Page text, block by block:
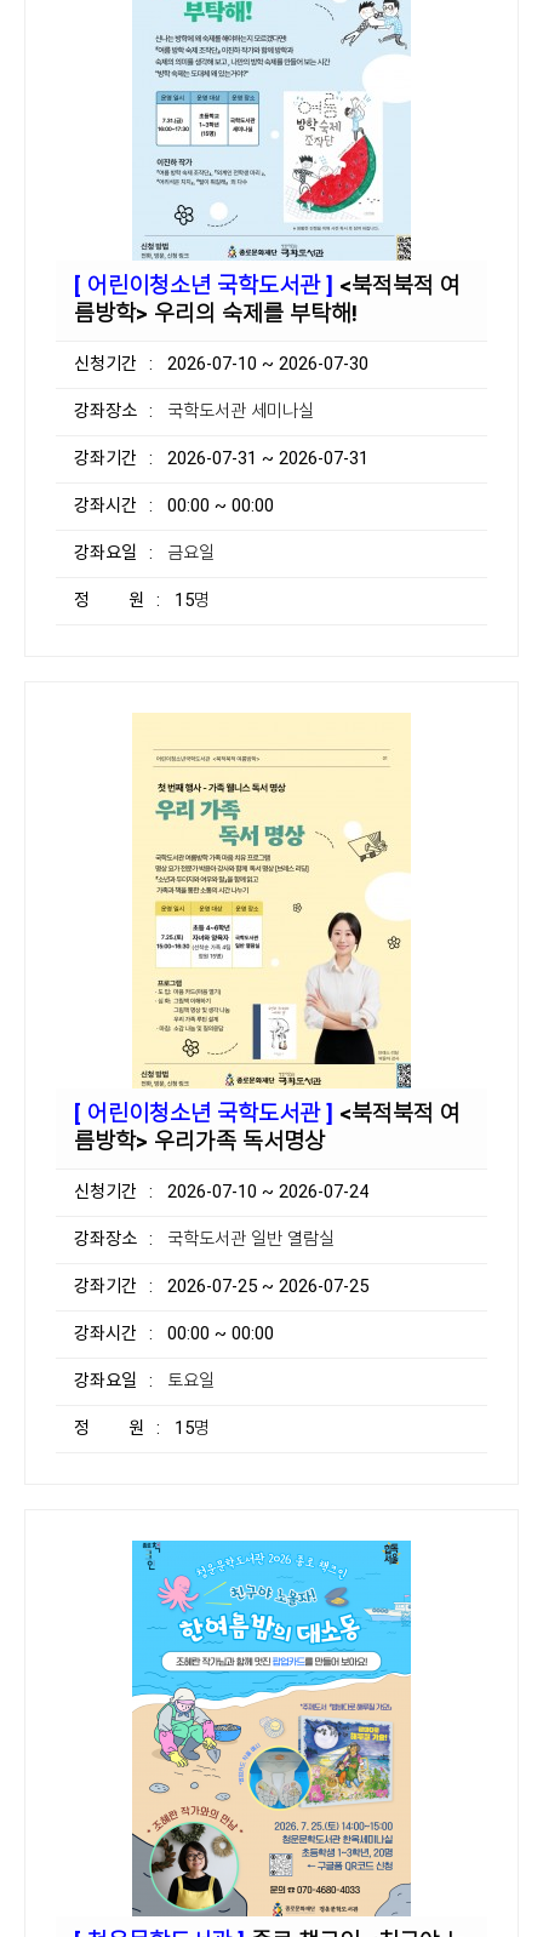
[ 어린이청소년 국학도서관 ] <북적북적 여
름방학> 우리의 숙제를 부탁해!
신청기간 : 2026-07-10 ~ 2026-07-30
강좌장소 : 국학도서관 세미나실
강좌기간 : 2026-07-31 ~ 2026-07-31
강좌시간 : 00:00 ~ 00:00
강좌요일 : 금요일
정 원 : 15명
[ 어린이청소년 국학도서관 ] <북적북적 여
름방학> 우리가족 독서명상
신청기간 : 2026-07-10 ~ 2026-07-24
강좌장소 : 국학도서관 일반 열람실
강좌기간 : 2026-07-25 ~ 2026-07-25
강좌시간 : 00:00 ~ 00:00
강좌요일 : 토요일
정 원 : 15명